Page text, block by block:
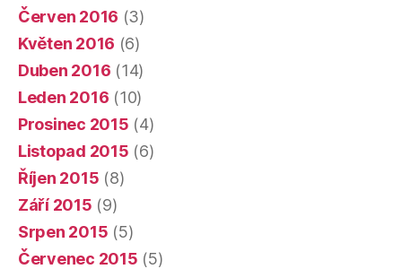
Červen 2016 (3)
Květen 2016 (6)
Duben 2016 (14)
Leden 2016 (10)
Prosinec 2015 (4)
Listopad 2015 (6)
Říjen 2015 (8)
Září 2015 (9)
Srpen 2015 (5)
Červenec 2015 (5)